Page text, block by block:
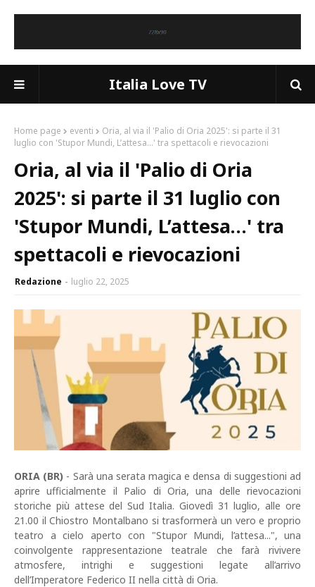
Italia Love TV
Home page eventi
Oria, al via il 'Palio di Oria 2025': si parte il 31
luglio con 'Stupor Mundi, L’attesa…' tra spettacoli e rievocazioni
Oria, al via il 'Palio di Oria
2025': si parte il 31 luglio con
'Stupor Mundi, L’attesa…' tra
spettacoli e rievocazioni
Redazione luglio 22, 2025
ORIA (BR) - Sarà una serata magica e densa di suggestioni ad
aprire ufficialmente il Palio di Oria, una delle rievocazioni
storiche più attese del Sud Italia. Giovedì 31 luglio, alle ore
21.00 il Chiostro Montalbano si trasformerà un vero e proprio
teatro a cielo aperto con "Stupor Mundi, l’attesa...", una
coinvolgente rappresentazione teatrale che farà rivivere
atmosfere, intrighi e suggestioni legate all’arrivo
dell’Imperatore Federico II nella città di Oria.